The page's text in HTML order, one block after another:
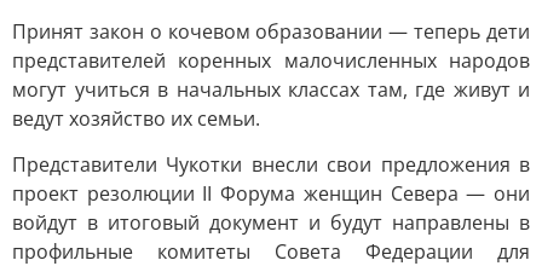
Принят закон о кочевом образовании — теперь дети
представителей коренных малочисленных народов
могут учиться в начальных классах там, где живут и
ведут хозяйство их семьи.
Представители Чукотки внесли свои предложения в
проект резолюции II Форума женщин Севера — они
войдут в итоговый документ и будут направлены в
профильные комитеты Совета Федерации для